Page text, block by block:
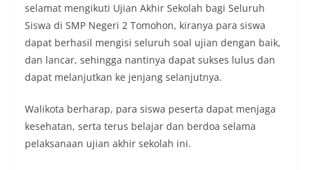
selamat mengikuti Ujian Akhir Sekolah bagi Seluruh
Siswa di SMP Negeri 2 Tomohon, kiranya para siswa
dapat berhasil mengisi seluruh soal ujian dengan baik,
dan lancar, sehingga nantinya dapat sukses lulus dan
dapat melanjutkan ke jenjang selanjutnya.
Walikota berharap, para siswa peserta dapat menjaga
kesehatan, serta terus belajar dan berdoa selama
pelaksanaan ujian akhir sekolah ini.